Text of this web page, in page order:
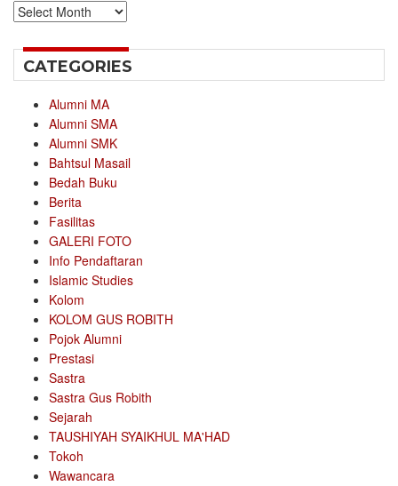
Archives
CATEGORIES
Alumni MA
Alumni SMA
Alumni SMK
Bahtsul Masail
Bedah Buku
Berita
Fasilitas
GALERI FOTO
Info Pendaftaran
Islamic Studies
Kolom
KOLOM GUS ROBITH
Pojok Alumni
Prestasi
Sastra
Sastra Gus Robith
Sejarah
TAUSHIYAH SYAIKHUL MA'HAD
Tokoh
Wawancara